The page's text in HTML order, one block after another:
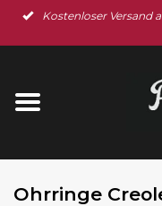
Kostenloser Versand
Startseite
Ohrringe